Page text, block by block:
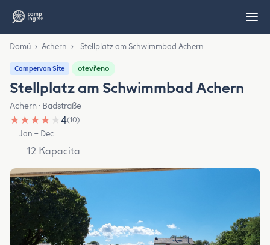
Domů › Achern › Stellplatz am Schwimmbad Achern
Campervan Site otevřeno
Stellplatz am Schwimmbad Achern
Achern · Badstraße
★ ★ ★ ★ ★4(10)
Jan – Dec
12 Kapacita